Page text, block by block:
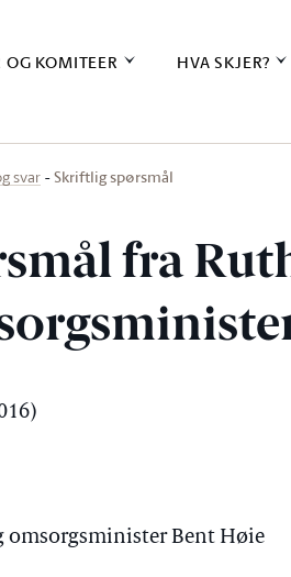
OG KOMITEER HVA SKJER?
svar Skriftlig spørsmål
fra
omsorgsminister Bent Høie